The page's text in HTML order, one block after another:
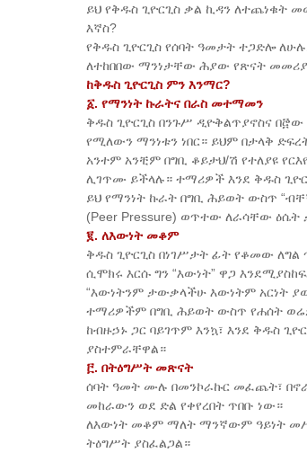
ይህ የቅዱስ ጊዮርጊስ ቃል ኪዳን
እኛስ?
የቅዱስ ጊዮርጊስ የሰባት ዓመታት ተጋድሎ
ለተከበበው ማንነታቸው ሕያው የጽናት
ከቅዱስ ጊዮርጊስ ምን እንማር?
፩. የማንነት ኩራትና በራስ መተማመን
ቅዱስ ጊዮርጊስ በንጉሥ ዲዮቅልጥያኖስና በ፸ው
የሚለውን ማንነቱን ነበር። ይህም በታላቅ
አንተም አንቺም በግቢ ቆይታህ/ሽ የተለያዩ
ሊገጥሙ ይችላሉ። ተማሪዎች እንደ ቅዱስ
ይህ የማንነት ኩራት በግቢ ሕይወት ውስጥ
(Peer Pressure) ወጥተው ለራሳቸው
፪. ለእውነት መቆም
ቅዱስ ጊዮርጊስ በነገሥታት ፊት የቆመው ለግል
ሲሞክሩ እርሱ ግን “እውነት” ዋጋ
“እውነትንም ታውቃላችሁ እውነትም አርነት
​ተማሪዎችም በግቢ ሕይወት ውስጥ የሐሰት
ከብዙኃኑ ጋር ባይገጥም እንኳ፣ እንደ ቅዱስ
ያስተምራቸዋል።
፫. በትዕግሥት መጽናት
ሰባት ዓመት ሙሉ በመንኮራኩር መፈጨት፣
መከራውን ወደ ድል የቀየረበት ጥበቡ ነው።
ለእውነት መቆም ማለት ማንኛውም ዓይነት
ትዕግሥት ያስፈልጋል።